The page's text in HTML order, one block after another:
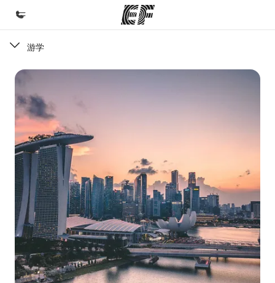
欢迎来到英孚教育
课程
查看所有英孚提供的课程
办公室
查找您附近的办公室
关于我们
企业文化
职业发展
加入我们
游学